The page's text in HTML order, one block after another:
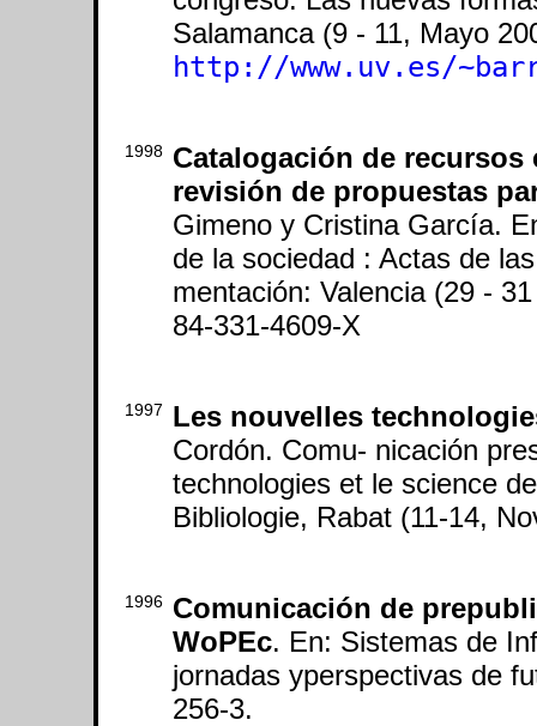
Salamanca (9 - 11, Mayo
http://www.uv.es/
1998 Catalogación de
revisión de propuestas
Gimeno y Cristina García.
de la sociedad : Actas de
mentación: Valencia (29 -
84-331-4609-X
1997
Les nouvelles
Cordón. Comu- nicación
technologies et le science
Bibliologie, Rabat (11-14,
1996 Comunicación de
WoPEc. En: Sistemas de
jornadas yperspectivas de
256-3.